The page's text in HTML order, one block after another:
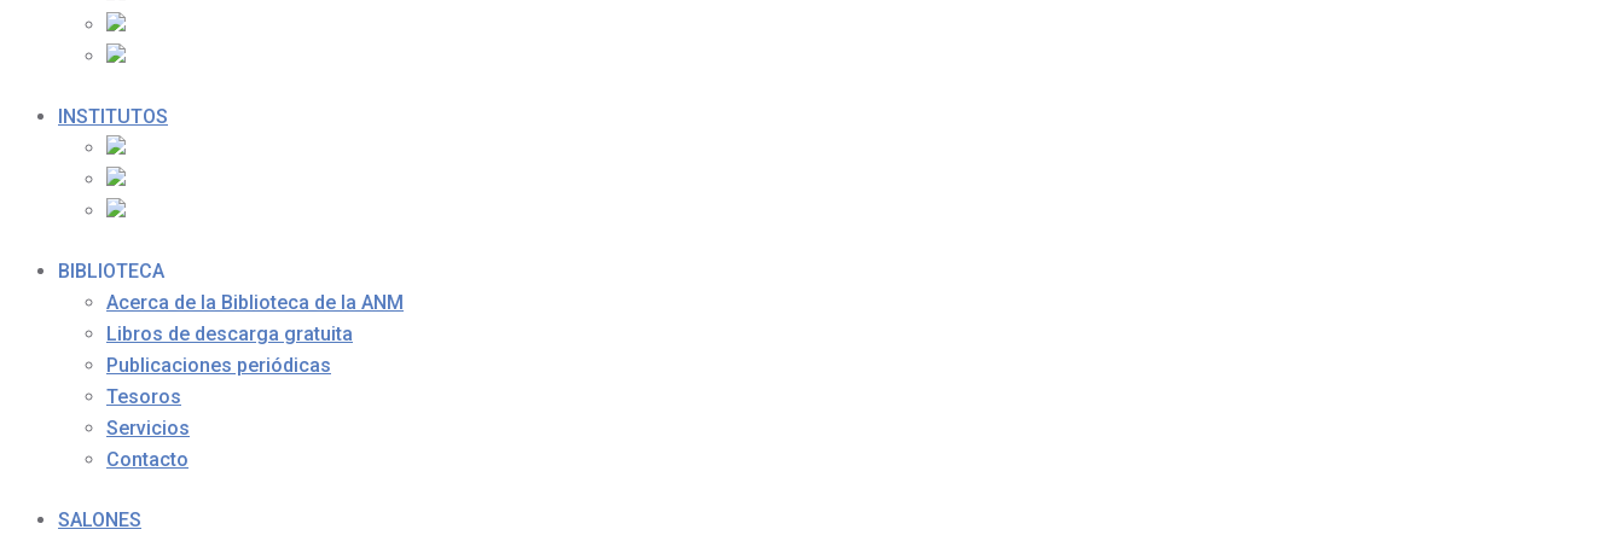
INSTITUTOS
BIBLIOTECA
Acerca de la Biblioteca de la ANM
Libros de descarga gratuita
Publicaciones periódicas
Tesoros
Servicios
Contacto
SALONES